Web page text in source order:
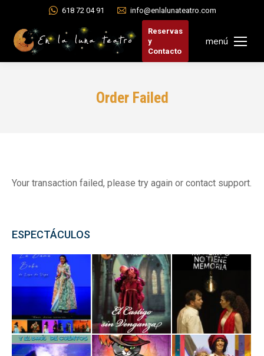
618 72 04 91 info@enlalunateatro.com
menú
Reservas
y
Contacto
Order Failed
Your transaction failed, please try again or contact support.
ESPECTÁCULOS